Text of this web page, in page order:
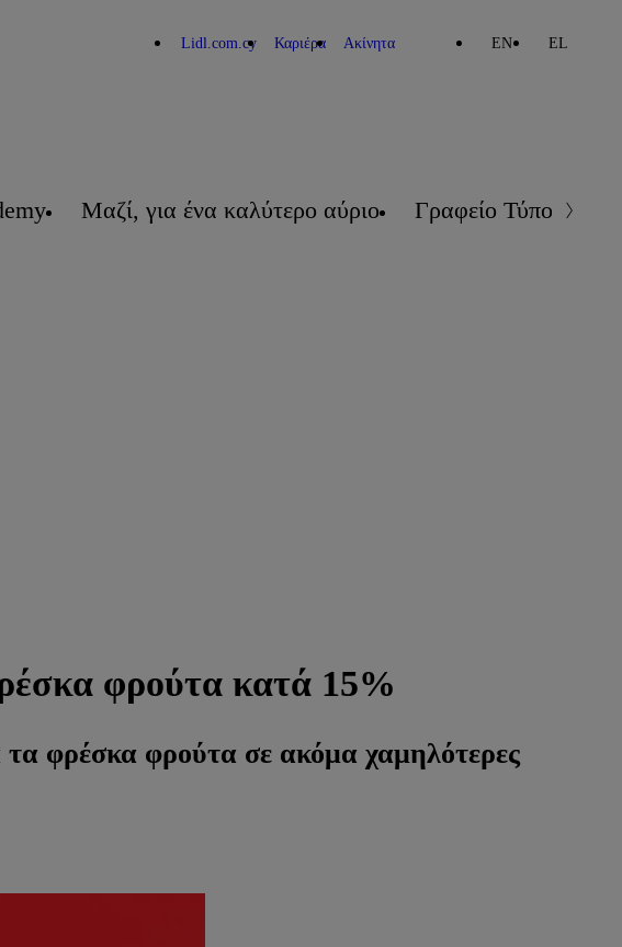
Lidl.com.cy Καριέρα Ακίνητα EN EL
Μαζί, για ένα καλύτερο αύριο Γραφείο Τύπου
φρούτα κατά 15%
φρέσκα φρούτα σε ακόμα χαμηλότερες